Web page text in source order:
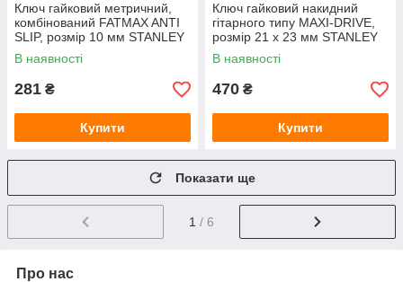
Ключ гайковий метричний,
комбінований FATMAX ANTI
SLIP, розмір 10 мм STANLEY
FMMT13033-0
В наявності
281 ₴
Купити
Ключ гайковий накидний
гітарного типу MAXI-DRIVE,
розмір 21 х 23 мм STANLEY
1-87-809
В наявності
470 ₴
Купити
Показати ще
1 / 6
Про нас